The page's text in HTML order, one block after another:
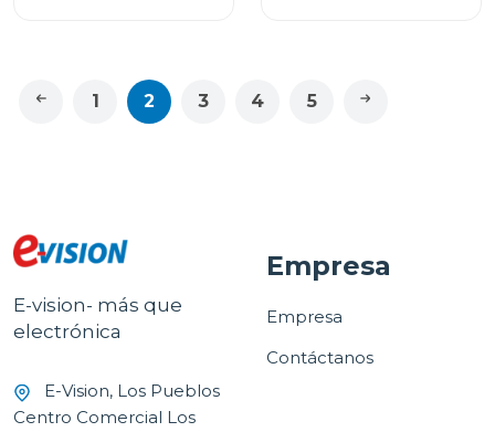
1 2 3 4 5
E-vision- más que
electrónica
E-Vision, Los Pueblos
Centro Comercial Los
Empresa
Empresa
Contáctanos